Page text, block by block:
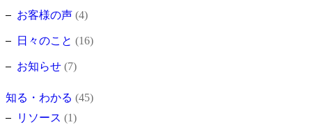
お客様の声 (4)
日々のこと (16)
お知らせ (7)
知る・わかる (45)
リソース (1)